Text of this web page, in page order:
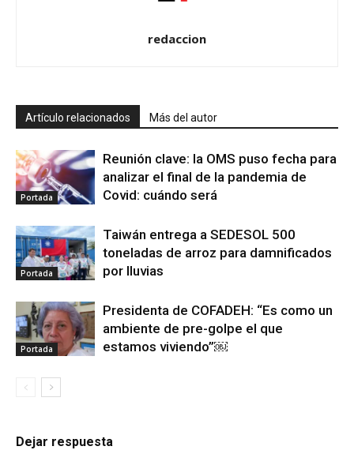
redaccion
Artículo relacionados Más del autor
Portada
Reunión clave: la OMS puso fecha para
analizar el final de la pandemia de
Covid: cuándo será
Portada
Taiwán entrega a SEDESOL 500
toneladas de arroz para damnificados
por lluvias
Portada
Presidenta de COFADEH: “Es como un
ambiente de pre-golpe el que
estamos viviendo”￼
Dejar respuesta